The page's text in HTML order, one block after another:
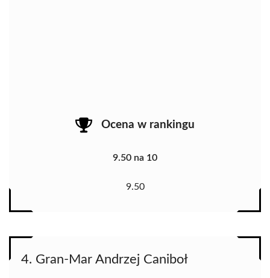
Ocena w rankingu
9.50 na 10
9.50
4. Gran-Mar Andrzej Caniboł